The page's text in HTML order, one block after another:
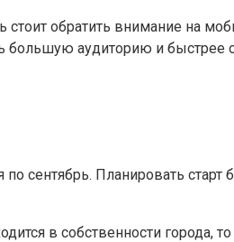
стоит обратить внимание на
большую аудиторию и быстрее
сентябрь. Планировать старт
в собственности города,